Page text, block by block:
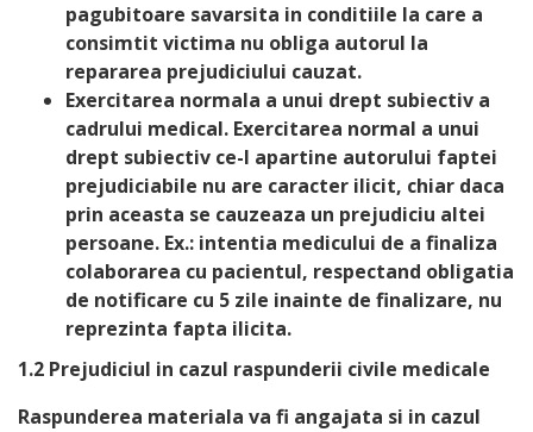
pagubitoare savarsita in conditiile la care a
consimtit victima nu obliga autorul la
repararea prejudiciului cauzat.
Exercitarea normala a unui drept subiectiv a
cadrului medical. Exercitarea normal a unui
drept subiectiv ce-I apartine autorului faptei
prejudiciabile nu are caracter ilicit, chiar daca
prin aceasta se cauzeaza un prejudiciu altei
persoane. Ex.: intentia medicului de a finaliza
colaborarea cu pacientul, respectand obligatia
de notificare cu 5 zile inainte de finalizare, nu
reprezinta fapta ilicita.
1.2 Prejudiciul in cazul raspunderii civile medicale
Raspunderea materiala va fi angajata si in cazul